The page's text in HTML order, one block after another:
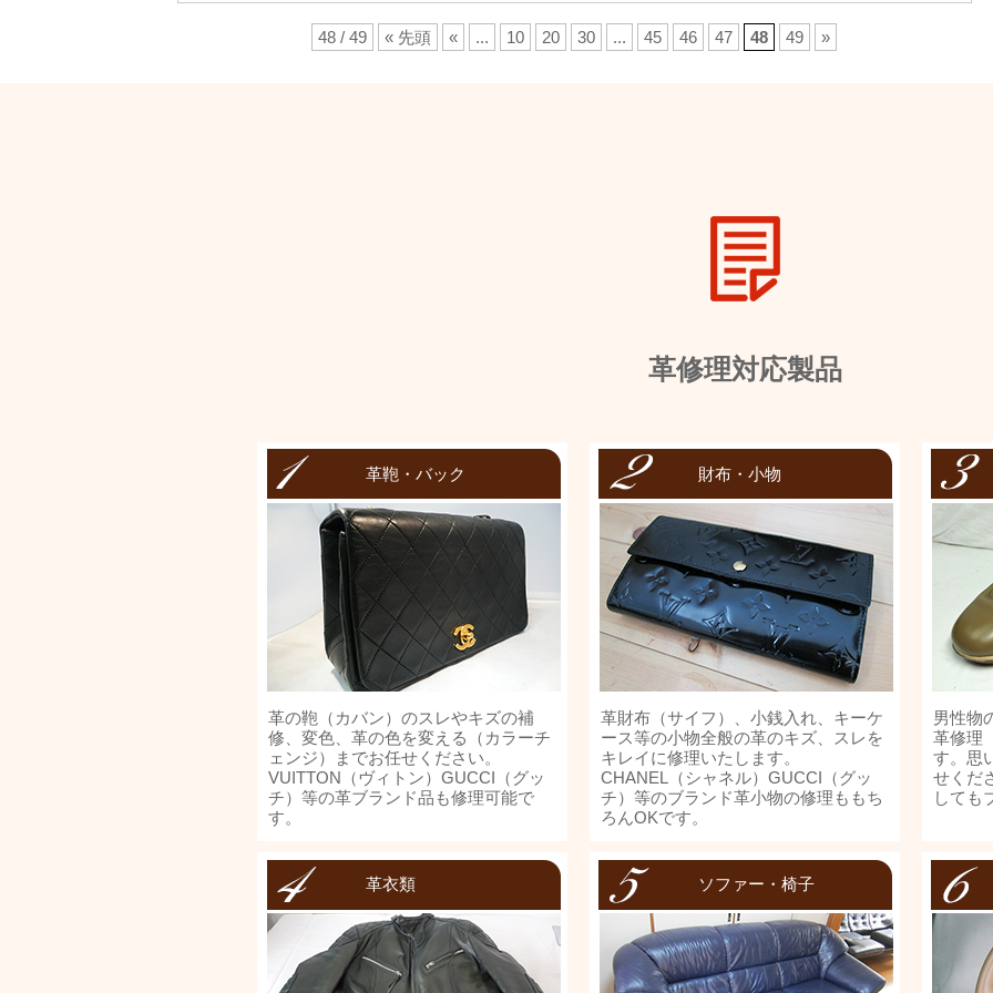
48 / 49 « 先頭 « ... 10 20 30 ... 45 46 47 48 49 »
革修理対応製品
革鞄・バック
革の鞄（カバン）のスレやキズの補
修、変色、革の色を変える（カラーチ
ェンジ）までお任せください。
VUITTON（ヴィトン）GUCCI（グッ
チ）等の革ブランド品も修理可能で
す。
財布・小物
革財布（サイフ）、小銭入れ、キーケ
ース等の小物全般の革のキズ、スレを
キレイに修理いたします。
CHANEL（シャネル）GUCCI（グッ
チ）等のブランド革小物の修理ももち
ろんOKです。
男性物
革修理
す。思
せくだ
しても
革衣類 ソファー・椅子